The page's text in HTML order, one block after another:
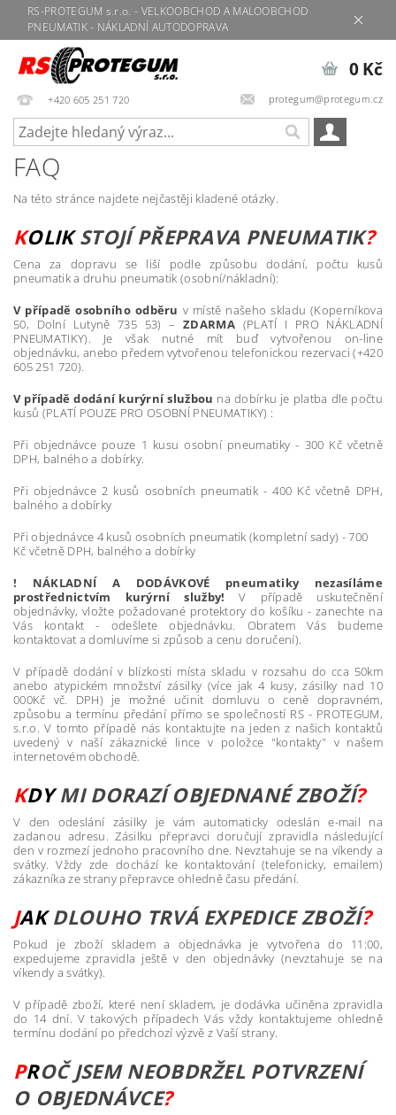
RS-PROTEGUM s.r.o. - VELKOOBCHOD A MALOOBCHOD
PNEUMATIK - NÁKLADNÍ AUTODOPRAVA
+420 605 251 720 protegum@protegum.cz
0 Kč
FAQ
Na této stránce najdete nejčastěji kladené otázky.
KOLIK STOJÍ PŘEPRAVA PNEUMATIK?
Cena za dopravu se liší podle způsobu dodání, počtu kusů
pneumatik a druhu pneumatik (osobní/nákladní):
V případě osobního odběru v místě našeho skladu (Koperníkova
50, Dolní Lutyně 735 53) –ZDARMA (PLATÍ I PRO NÁKLADNÍ
PNEUMATIKY). Je však nutné mít buď vytvořenou on-line
objednávku, anebo předem vytvořenou telefonickou rezervaci (+420
605 251 720).
V případě dodání kurýrní službou na dobírku je platba dle počtu
kusů (PLATÍ POUZE PRO OSOBNÍ PNEUMATIKY) :
Při objednávce pouze 1 kusu osobní pneumatiky - 300 Kč včetně
DPH, balného a dobírky.
Při objednávce 2 kusů osobních pneumatik - 400 Kč včetně DPH,
balného a dobírky
Při objednávce 4 kusů osobních pneumatik (kompletní sady) - 700
Kč včetně DPH, balného a dobírky
! NÁKLADNÍ A DODÁVKOVÉ pneumatiky nezasíláme
prostřednictvím kurýrní služby! V případě uskutečnění
objednávky, vložte požadované protektory do košíku - zanechte na
Vás kontakt - odešlete objednávku. Obratem Vás budeme
kontaktovat a domluvíme si způsob a cenu doručení).
V případě dodání v blízkosti místa skladu v rozsahu do cca 50km
anebo atypickém množství zásilky (více jak 4 kusy, zásilky nad 10
000Kč vč. DPH) je možné učinit domluvu o ceně dopravném,
způsobu a termínu předání přímo se společností RS - PROTEGUM,
s.r.o. V tomto případě nás kontaktujte na jeden z našich kontaktů
uvedený v naší zákaznické lince v položce "kontakty" v našem
internetovém obchodě.
KDYMI DORAZÍ OBJEDNANÉ ZBOŽÍ?
V den odeslání zásilky je vám automaticky odeslán e-mail na
zadanou adresu. Zásilku přepravci doručují zpravidla následující
den v rozmezí jednoho pracovního dne. Nevztahuje se na víkendy a
svátky. Vždy zde dochází ke kontaktování (telefonicky, emailem)
zákazníka ze strany přepravce ohledně času předání.
JAKDLOUHO TRVÁ EXPEDICE ZBOŽÍ?
Pokud je zboží skladem a objednávka je vytvořena do 11:00,
expedujeme zpravidla ještě v den objednávky (nevztahuje se na
víkendy a svátky).
V případě zboží, které není skladem, je dodávka učiněna zpravidla
do 14 dní. V takových případech Vás vždy kontaktujeme ohledně
termínu dodání po předchozí výzvě z Vaší strany.
PROČJSEM NEOBDRŽEL POTVRZENÍ
O OBJEDNÁVCE?